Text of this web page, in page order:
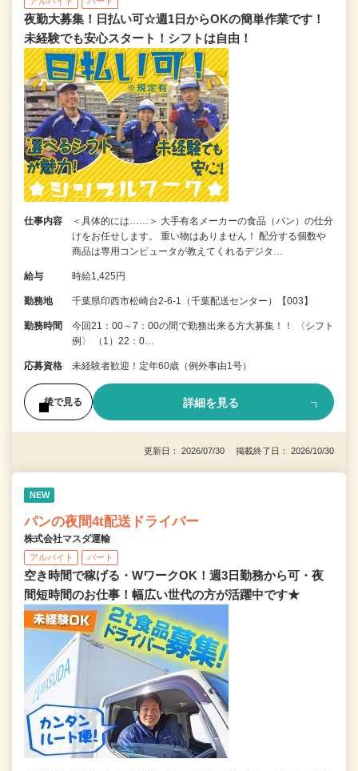
夜勤大募集！日払い可☆週1日からOKの簡単作業です！
未経験でも安心スタート！シフトは自由！
仕事内容
＜具体的には……＞ 大手有名メーカーの食品（パン）の仕分
けをお任せします。 重い物はありません！ 配分する個数や
商品は専用コンピュータが教えてくれるデジタ…
給与 時給1,425円
勤務地 千葉県印西市松崎台2-6-1（千葉配送センター）【003】
勤務時間
今回21：00～7：00の間で勤務出来る方大募集！！ 〈シフト
例〉 （1）22：0…
応募資格 未経験者歓迎！定年60歳（例外事由1号）
後で見る 詳細を見る
更新日： 2026/07/30 掲載終了日： 2026/10/30
NEW
パンの夜間4t配送ドライバー
株式会社マスダ運輸
アルバイト パート
空き時間で稼げる・WワークOK！週3日勤務から可・夜
間短時間のお仕事！幅広い世代の方が活躍中です★